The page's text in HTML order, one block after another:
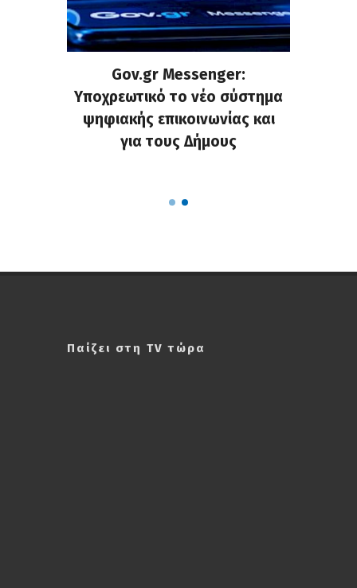
Gov.gr Messenger:
Υποχρεωτικό το νέο σύστημα
ψηφιακής επικοινωνίας και
για τους Δήμους
Παίζει στη TV τώρα